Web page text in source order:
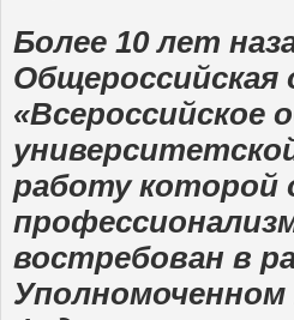
Более 10 лет
Общероссийская
«Всероссийское
работу которой
востребован в
Уполномоченном